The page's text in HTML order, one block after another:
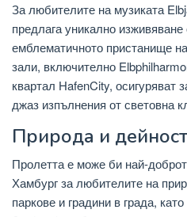
За любителите на музиката
предлага уникално
емблематичното пристанище
зали, включително
квартал HafenCity, осигуряват
джаз изпълнения от световна
Природа и
Пролетта е може би най-
Хамбург за любителите на
паркове и градини в града,